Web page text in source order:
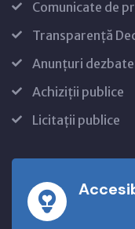
Comunicate de
Transparență
Anunțuri
Achiziții publice
Licitații publice